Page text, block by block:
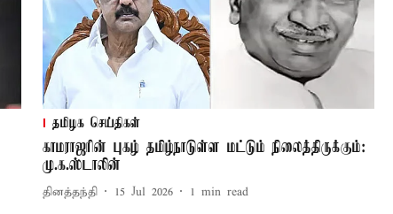
தமிழக செய்திகள்
காமராஜரின் புகழ் தமிழ்நாடுள்ள மட்டும் நிலைத்திருக்கும்:
மு.க.ஸ்டாலின்
தினத்தந்தி 15 Jul 2026 1 min read